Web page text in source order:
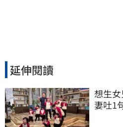
延伸閱讀
想生
妻吐1